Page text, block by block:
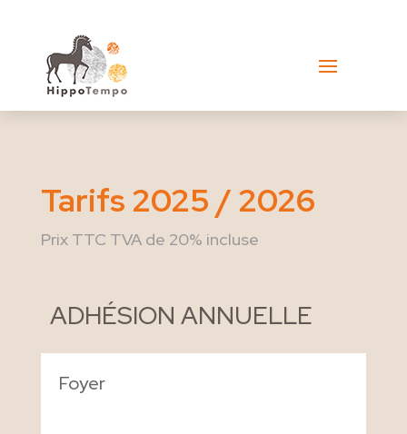
Tarifs 2025 / 2026
Prix TTC TVA de 20% incluse
ADHÉSION ANNUELLE
Foyer